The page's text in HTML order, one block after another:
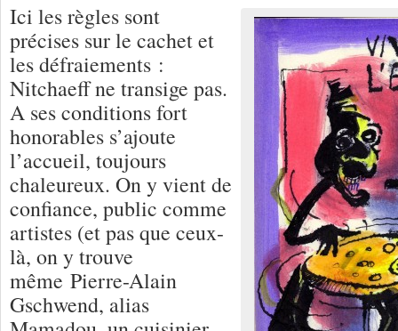
Ici les règles sont
précises sur le cachet et
les défraiements :
Nitchaeff ne transige pas.
A ses conditions fort
honorables s’ajoute
l’accueil, toujours
chaleureux. On y vient de
confiance, public comme
artistes (et pas que ceux-
là, on y trouve
même Pierre-Alain
Gschwend, alias